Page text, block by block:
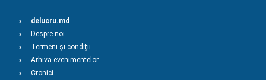
delucru.md
Despre noi
Termeni și condiții
Arhiva evenimentelor
Cronici